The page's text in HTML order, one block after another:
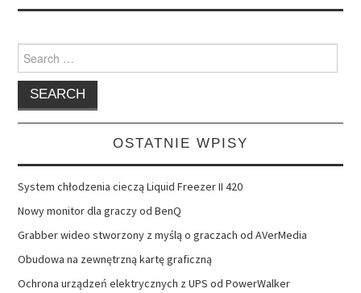
Search
for:
OSTATNIE WPISY
System chłodzenia cieczą Liquid Freezer II 420
Nowy monitor dla graczy od BenQ
Grabber wideo stworzony z myślą o graczach od AVerMedia
Obudowa na zewnętrzną kartę graficzną
Ochrona urządzeń elektrycznych z UPS od PowerWalker